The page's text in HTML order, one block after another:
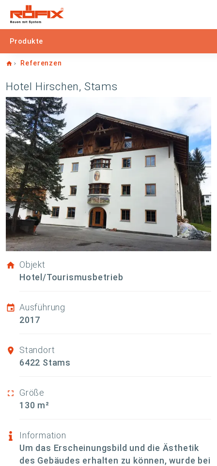
Produkte
Home
Referenzen
Hotel Hirschen, Stams
Objekt
Hotel/Tourismusbetrieb
Ausführung
2017
Standort
6422 Stams
Größe
130 m²
Information
Um das Erscheinungsbild und die Ästhetik
des Gebäudes erhalten zu können, wurde bei